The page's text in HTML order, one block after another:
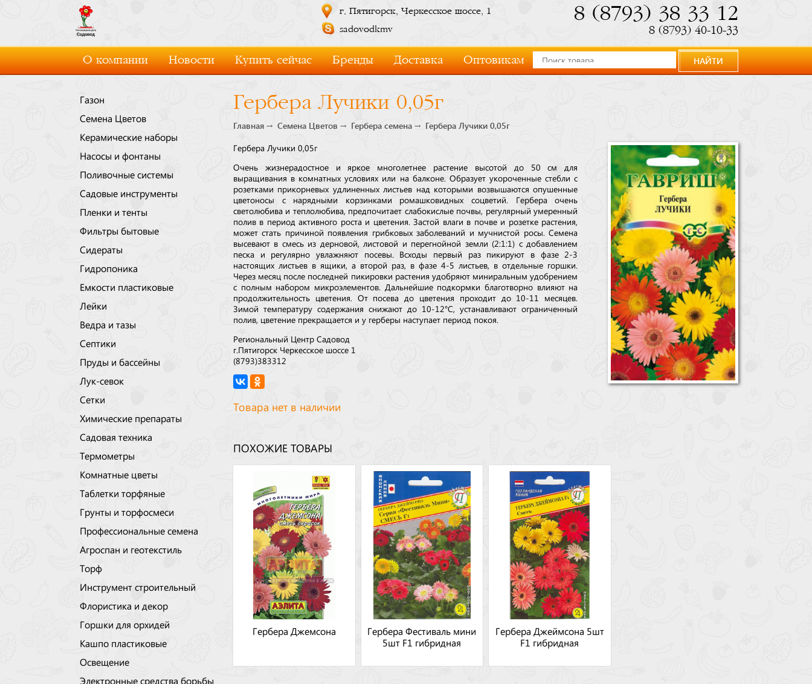
г. Пятигорск, Черкесское шоссе, 1
sadovodkmv
8 (8793) 38 33 12
8 (8793) 40-10-33
О компании Новости Купить сейчас Бренды Доставка Оптовикам НАЙТИ
Газон
Семена Цветов
Керамические наборы
Насосы и фонтаны
Поливочные системы
Садовые инструменты
Пленки и тенты
Фильтры бытовые
Сидераты
Гидропоника
Емкости пластиковые
Лейки
Ведра и тазы
Септики
Пруды и бассейны
Лук-севок
Сетки
Химические препараты
Садовая техника
Термометры
Комнатные цветы
Таблетки торфяные
Грунты и торфосмеси
Профессиональные семена
Агроспан и геотекстиль
Торф
Инструмент строительный
Флористика и декор
Горшки для орхидей
Кашпо пластиковые
Освещение
Электронные средства борьбы
Гербера Лучики 0,05г
Главная Семена Цветов Гербера семена Гербера Лучики 0,05г
Гербера Лучики 0,05г
Очень жизнерадостное и яркое многолетнее растение высотой до 50 см для
выращивания в комнатных условиях или на балконе. Образует укороченные стебли с
розетками прикорневых удлиненных листьев над которыми возвышаются опушенные
цветоносы с нарядными корзинками ромашковидных соцветий. Гербера очень
светолюбива и теплолюбива, предпочитает слабокислые почвы, регулярный умеренный
полив в период активного роста и цветения. Застой влаги в почве и розетке растения,
может стать причиной появления грибковых заболеваний и мучнистой росы. Семена
высевают в смесь из дерновой, листовой и перегнойной земли (2:1:1) с добавлением
песка и регулярно увлажняют посевы. Всходы первый раз пикируют в фазе 2-3
настоящих листьев в ящики, а второй раз, в фазе 4-5 листьев, в отдельные горшки.
Через месяц после последней пикировки растения удобряют миниральным удобрением
с полным набором микроэлементов. Дальнейшие подкормки благотворно влияют на
продолжительность цветения. От посева до цветения проходит до 10-11 месяцев.
Зимой температуру содержания снижают до 10-12°С, устанавливают ограниченный
полив, цветение прекращается и у герберы наступает период покоя.
Региональный Центр Садовод
г.Пятигорск Черкесское шоссе 1
(8793)383312
Товара нет в наличии
ПОХОЖИЕ ТОВАРЫ
Гербера Джемсона
Гербера Фестиваль мини
5шт F1 гибридная
Гербера Джеймсона 5шт
F1 гибридная